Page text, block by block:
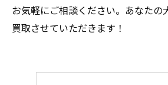
お気軽にご相談ください。あなたの
買取させていただきます！